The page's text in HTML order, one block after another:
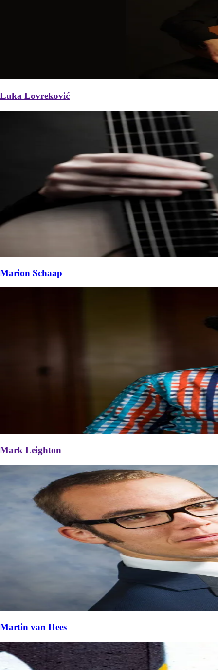
Luka Lovreković
Marion Schaap
Mark Leighton
Martin van Hees